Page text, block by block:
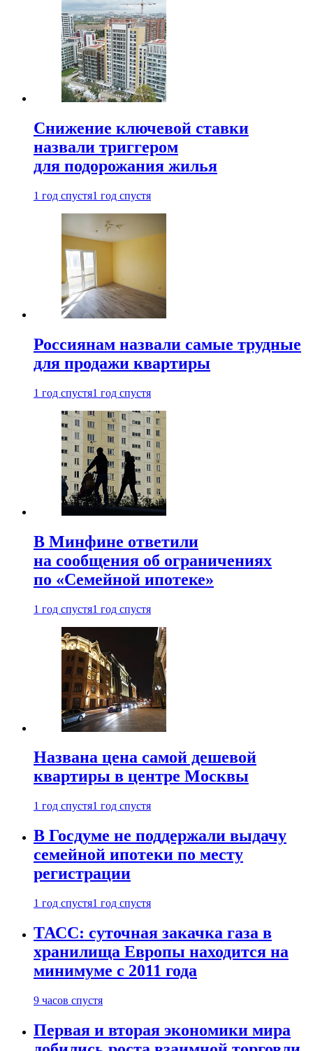
Снижение ключевой ставки
назвали триггером
для подорожания жилья
1 год спустя1 год спустя
Россиянам назвали самые трудные
для продажи квартиры
1 год спустя1 год спустя
В Минфине ответили
на сообщения об ограничениях
по «Семейной ипотеке»
1 год спустя1 год спустя
Названа цена самой дешевой
квартиры в центре Москвы
1 год спустя1 год спустя
В Госдуме не поддержали выдачу
семейной ипотеки по месту
регистрации
1 год спустя1 год спустя
ТАСС: суточная закачка газа в
хранилища Европы находится на
минимуме с 2011 года
9 часов спустя
Первая и вторая экономики мира